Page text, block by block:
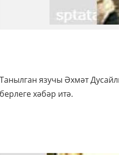
Танылган язучы Әхмәт
берлеге хәбәр итә.